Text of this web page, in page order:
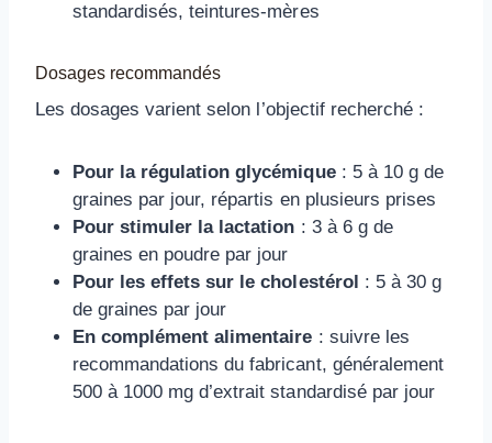
standardisés, teintures-mères
Dosages recommandés
Les dosages varient selon l’objectif recherché :
Pour la régulation glycémique: 5 à 10 g de
graines par jour, répartis en plusieurs prises
Pour stimuler la lactation : 3 à 6 g de
graines en poudre par jour
Pour les effets sur le cholestérol : 5 à 30 g
de graines par jour
En complément alimentaire : suivre les
recommandations du fabricant, généralement
500 à 1000 mg d’extrait standardisé par jour